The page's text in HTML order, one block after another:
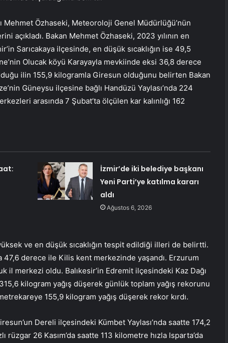
Özhaseki, Meteoroloji Genel Müdürlüğü’nün
açıkladı. Bakan Mehmet Özhaseki, 2023 yılının en
Sarıcakaya ilçesinde, en düşük sıcaklığın ise 49,5
Olucak köyü Karayayla mevkiinde eksi 36,8 derece
ilin 155,9 kilogramla Giresun olduğunu belirten Bakan
Güneysu ilçesine bağlı Handüzü Yaylası’nda 224
arasında 7 Şubat’ta ölçülen kar kalınlığı 162
İzmir’de iki belediye başkanı
Yeni Parti’ye katılma kararı
aldı
Ağustos 6, 2026
ve en düşük sıcaklığın tespit edildiği illeri de belirtti.
47,6 derece ile Kilis kent merkezinde yaşandı. Erzurum
il merkezi oldu. Balıkesir’in Edremit ilçesindeki Kaz Dağı
kilogram yağış düşerek günlük toplam yağış rekorunu
155,9 kilogram yağış düşerek rekor kırdı.
Dereli ilçesindeki Kümbet Yaylası’nda saatte 174,2
26 Kasım’da saatte 113 kilometre hızla Isparta’da